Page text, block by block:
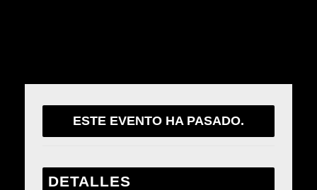
ESTE EVENTO HA PASADO.
DETALLES